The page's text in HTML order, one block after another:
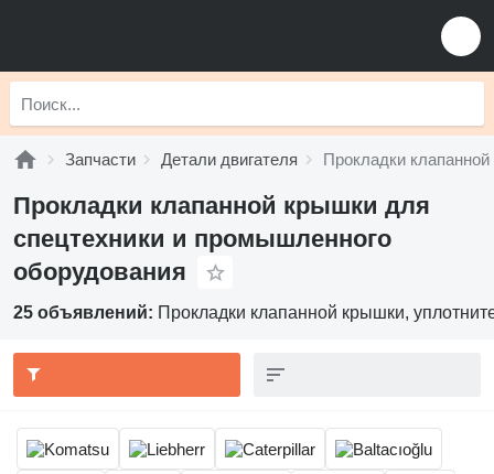
Запчасти Детали двигателя Прокладки
Прокладки клапанной крышки для
спецтехники и промышленного
оборудования
25 объявлений: Прокладки клапанной крышки,